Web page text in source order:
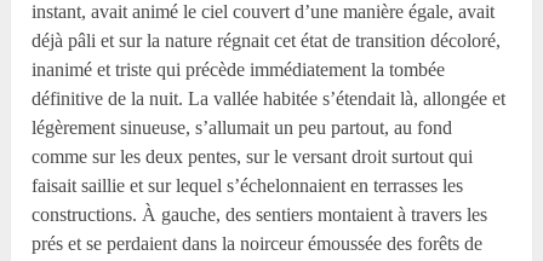
instant, avait animé le ciel couvert d’une manière égale, avait
déjà pâli et sur la nature régnait cet état de transition décoloré,
inanimé et triste qui précède immédiatement la tombée
définitive de la nuit. La vallée habitée s’étendait là, allongée et
légèrement sinueuse, s’allumait un peu partout, au fond
comme sur les deux pentes, sur le versant droit surtout qui
faisait saillie et sur lequel s’échelonnaient en terrasses les
constructions. À gauche, des sentiers montaient à travers les
prés et se perdaient dans la noirceur émoussée des forêts de